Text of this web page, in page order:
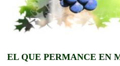
EL QUE PERMANCE EN